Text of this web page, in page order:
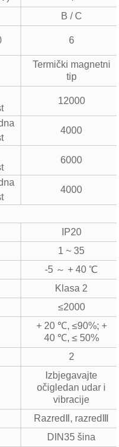
B / C
6
Termički magnetni
tip
12000
4000
6000
4000
IP20
1 ~ 35
-5 ～ + 40 ℃
Klasa 2
≤2000
+ 20 ℃, ≤90%; +
40 ℃, ≤ 50%
2
Izbjegavajte
očigledan udar i
vibracije
RazredⅡ, razredⅢ
DIN35 šina